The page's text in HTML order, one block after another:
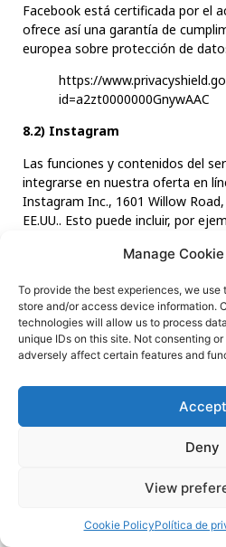
Manage
To provide the best experiences, we
store and/or access device information.
technologies will allow us to process
unique IDs on this site. Not consenting
adversely affect certain features and
Accept
Deny
View
Cookie PolicyPolítica de
Facebook está certificada por el
ofrece así una garantía de
europea sobre protección de
https://
id=a2zt0000000GnywAAC
8.2) Instagram
Las funciones y contenidos del
integrarse en nuestra oferta en
Instagram Inc., 1601 Willow
EE.UU.. Esto puede incluir, por
usuarios pueden dar a conocer
Si los usuarios son miembros de
Instagram puede asignar la
funciones mencionados a los
dicha plataforma.
http://instagram.com/
9) Supresión de sus datos
Flatify speichert
über den Zeitraum der Nutzung
Nutzeraccount gelöscht, werden